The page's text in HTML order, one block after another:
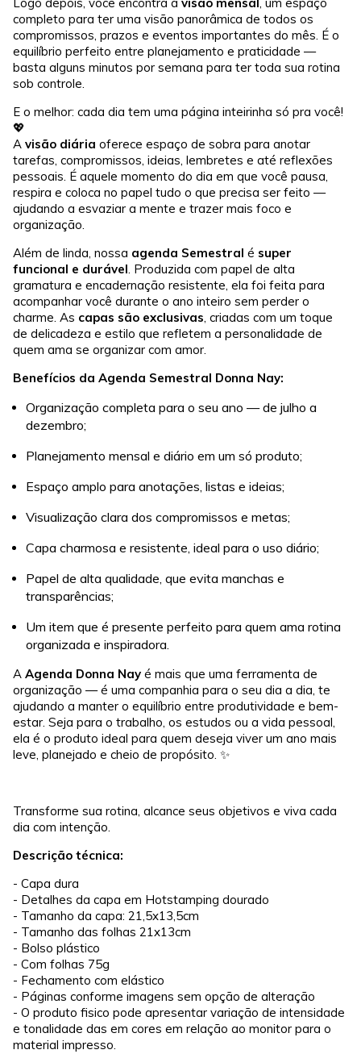
completo para ter uma visão panorâmica de todos os
compromissos, prazos e eventos importantes do mês. É o
equilíbrio perfeito entre planejamento e praticidade —
basta alguns minutos por semana para ter toda sua rotina
sob controle.
E o melhor: cada dia tem uma página inteirinha só pra você!
💖
A visão diária oferece espaço de sobra para anotar
tarefas, compromissos, ideias, lembretes e até reflexões
pessoais. É aquele momento do dia em que você pausa,
respira e coloca no papel tudo o que precisa ser feito —
ajudando a esvaziar a mente e trazer mais foco e
organização.
Além de linda, nossa agenda Semestral é super
funcional e durável. Produzida com papel de alta
gramatura e encadernação resistente, ela foi feita para
acompanhar você durante o ano inteiro sem perder o
charme. As capas são exclusivas, criadas com um toque
de delicadeza e estilo que refletem a personalidade de
quem ama se organizar com amor.
Benefícios da Agenda Semestral Donna Nay:
Organização completa para o seu ano — de julho a
dezembro;
Planejamento mensal e diário em um só produto;
Espaço amplo para anotações, listas e ideias;
Visualização clara dos compromissos e metas;
Capa charmosa e resistente, ideal para o uso diário;
Papel de alta qualidade, que evita manchas e
transparências;
Um item que é presente perfeito para quem ama rotina
organizada e inspiradora.
A Agenda Donna Nay é mais que uma ferramenta de
organização — é uma companhia para o seu dia a dia, te
ajudando a manter o equilíbrio entre produtividade e bem-
estar. Seja para o trabalho, os estudos ou a vida pessoal,
ela é o produto ideal para quem deseja viver um ano mais
leve, planejado e cheio de propósito. ✨
Transforme sua rotina, alcance seus objetivos e viva cada
dia com intenção.
Descrição técnica:
- Capa dura
- Detalhes da capa em Hotstamping dourado
- Tamanho da capa: 21,5x13,5cm
- Tamanho das folhas 21x13cm
- Bolso plástico
- Com folhas 75g
- Fechamento com elástico
- Páginas conforme imagens sem opção de alteração
- O produto fisico pode apresentar variação de intensidade
e tonalidade das em cores em relação ao monitor para o
material impresso.